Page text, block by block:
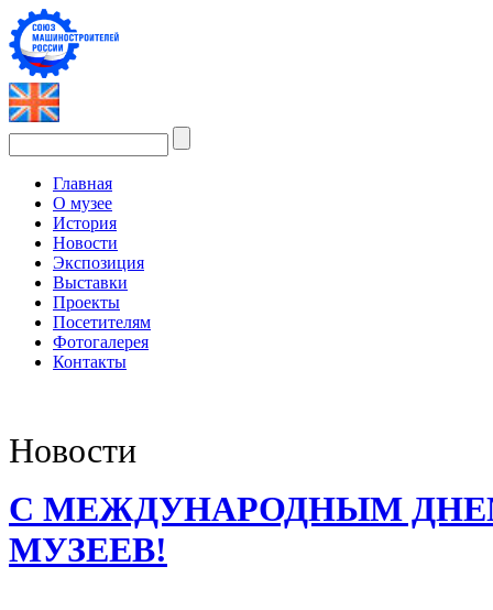
Главная
О музее
История
Новости
Экспозиция
Выставки
Проекты
Посетителям
Фотогалерея
Контакты
Новости
С МЕЖДУНАРОДНЫМ
МУЗЕЕВ!